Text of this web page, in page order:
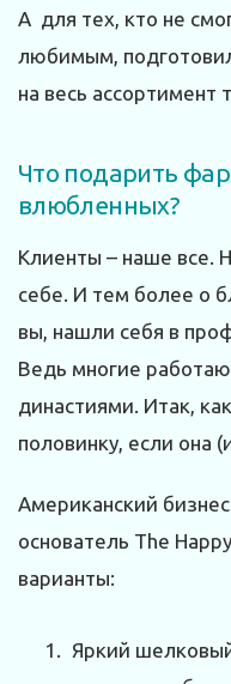
А для тех, кто не
любимым,
на весь ассортимент
Что подарить
влюбленных?
Клиенты – наше все.
себе. И тем более о
вы, нашли себя в
Ведь многие
династиями. Итак,
половинку, если она
Американский
основатель The
варианты:
Яркий шелковый